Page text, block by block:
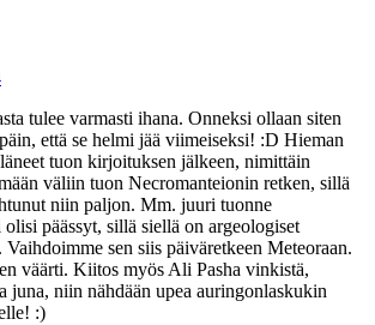
tulee varmasti ihana. Onneksi ollaan siten
että se helmi jää viimeiseksi! :D Hieman
tuon kirjoituksen jälkeen, nimittäin
väliin tuon Necromanteionin retken, sillä
niin paljon. Mm. juuri tuonne
päässyt, sillä siellä on argeologiset
Vaihdoimme sen siis päiväretkeen Meteoraan.
väärti. Kiitos myös Ali Pasha vinkistä,
juna, niin nähdään upea auringonlaskukin
:)